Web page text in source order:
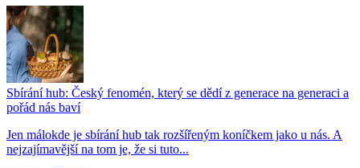
Sbírání hub: Český fenomén, který se dědí z generace na generaci a
pořád nás baví
Jen málokde je sbírání hub tak rozšířeným koníčkem jako u nás. A
nejzajímavější na tom je, že si tuto...